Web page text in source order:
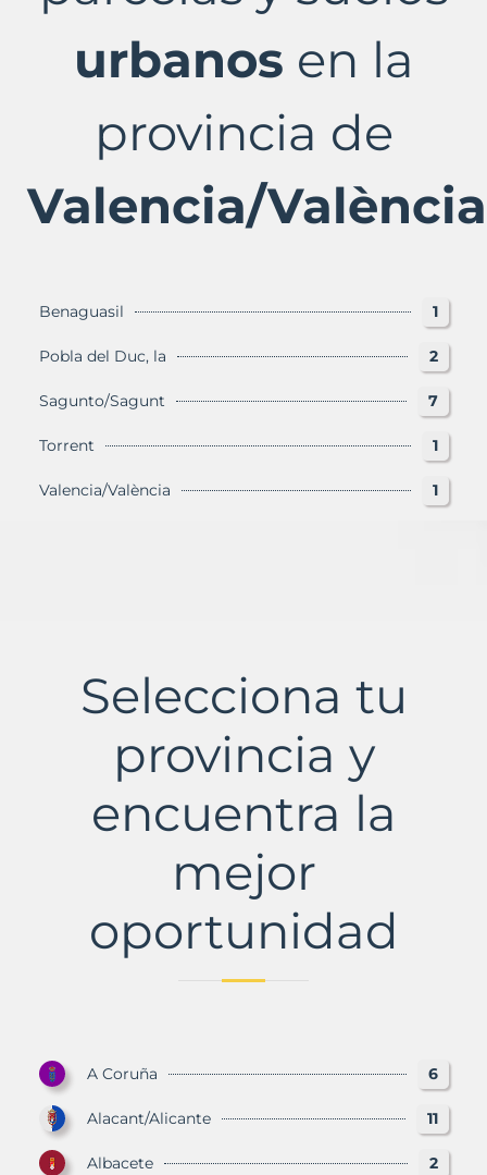
urbanos en la
provincia de
Valencia/València
Benaguasil 1
Pobla del Duc, la 2
Sagunto/Sagunt 7
Torrent 1
Valencia/València 1
Selecciona tu
provincia y
encuentra la
mejor
oportunidad
A Coruña 6
Alacant/Alicante 11
Albacete 2